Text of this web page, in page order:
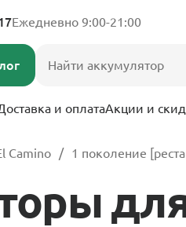
Ежедневно 9:00-21:00
и оплатаАкции и
Camino 1 поколение